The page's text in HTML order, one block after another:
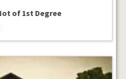
of 1st Degree